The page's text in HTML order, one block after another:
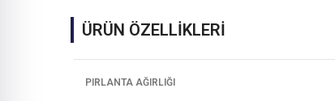
ÜRÜN ÖZELLİKLERİ
PIRLANTA AĞIRLIĞI